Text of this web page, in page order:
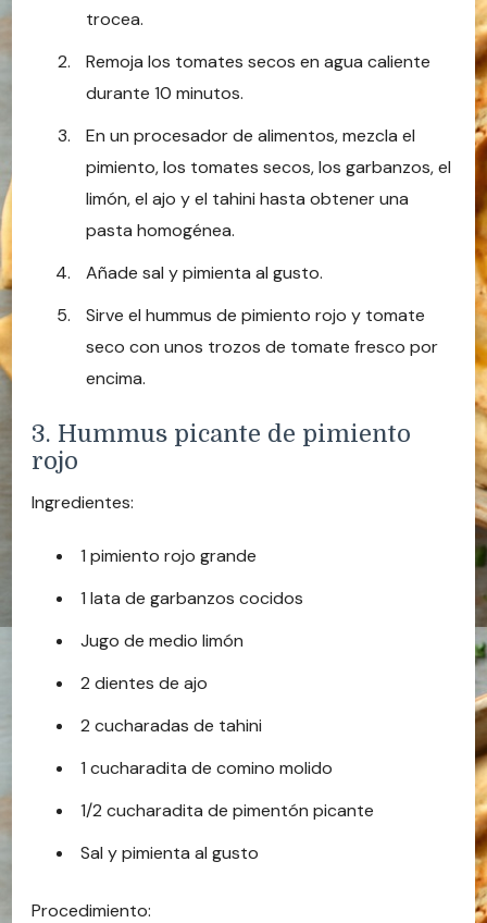
trocea.
Remoja los tomates secos en agua caliente
durante 10 minutos.
En un procesador de alimentos, mezcla el
pimiento, los tomates secos, los garbanzos, el
limón, el ajo y el tahini hasta obtener una
pasta homogénea.
Añade sal y pimienta al gusto.
Sirve el hummus de pimiento rojo y tomate
seco con unos trozos de tomate fresco por
encima.
3. Hummus picante de pimiento
rojo
Ingredientes:
1 pimiento rojo grande
1 lata de garbanzos cocidos
Jugo de medio limón
2 dientes de ajo
2 cucharadas de tahini
1 cucharadita de comino molido
1/2 cucharadita de pimentón picante
Sal y pimienta al gusto
Procedimiento: